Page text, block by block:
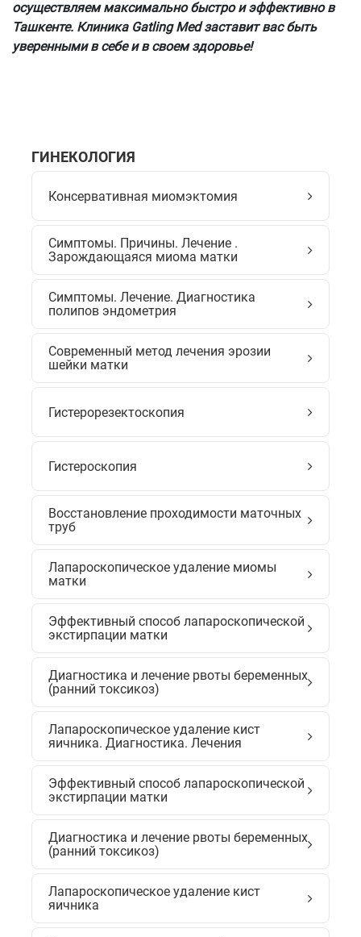
осуществляем максимально быстро и эффективно в
Ташкенте. Клиника Gatling Med заставит вас быть
уверенными в себе и в своем здоровье!
ГИНЕКОЛОГИЯ
Консервативная миомэктомия
Симптомы. Причины. Лечение .
Зарождающаяся миома матки
Симптомы. Лечение. Диагностика
полипов эндометрия
Современный метод лечения эрозии
шейки матки
Гистерорезектоскопия
Гистероскопия
Восстановление проходимости маточных
труб
Лапароскопическое удаление миомы
матки
Эффективный способ лапароскопической
экстирпации матки
Диагностика и лечение рвоты беременных
(ранний токсикоз)
Лапароскопическое удаление кист
яичника. Диагностика. Лечения
Эффективный способ лапароскопической
экстирпации матки
Диагностика и лечение рвоты беременных
(ранний токсикоз)
Лапароскопическое удаление кист
яичника